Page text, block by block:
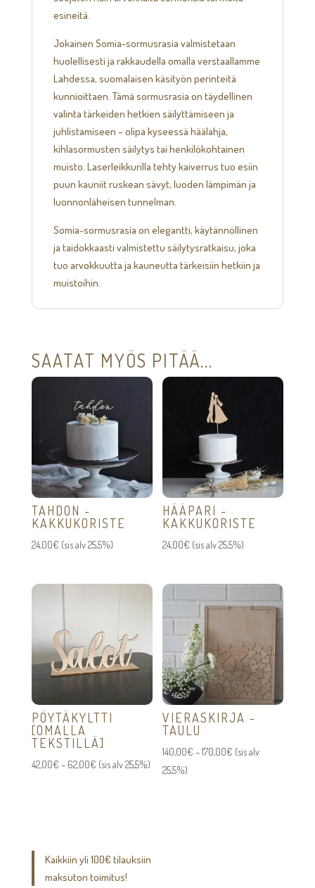
esineitä.
Jokainen Somia-sormusrasia valmistetaan
huolellisesti ja rakkaudella omalla verstaallamme
Lahdessa, suomalaisen käsityön perinteitä
kunnioittaen. Tämä sormusrasia on täydellinen
valinta tärkeiden hetkien säilyttämiseen ja
juhlistamiseen – olipa kyseessä häälahja,
kihlasormusten säilytys tai henkilökohtainen
muisto. Laserleikkurilla tehty kaiverrus tuo esiin
puun kauniit ruskean sävyt, luoden lämpimän ja
luonnonläheisen tunnelman.
Somia-sormusrasia on elegantti, käytännöllinen
ja taidokkaasti valmistettu säilytysratkaisu, joka
tuo arvokkuutta ja kauneutta tärkeisiin hetkiin ja
muistoihin.
SAATAT MYÖS PITÄÄ...
TAHDON -
KAKKUKORISTE
24,00€ (sis alv 25,5%)
HÄÄPARI -
KAKKUKORISTE
24,00€ (sis alv 25,5%)
PÖYTÄKYLTTI
[OMALLA
TEKSTILLÄ]
42,00€ – 62,00€Hintaluokka:
(sis alv 25,5%)
VIERASKIRJA -
TAULU
140,00€ –170,00€ Hintaluokka:
(sis alv
25,5%)
Kaikkiin yli 100€ tilauksiin
maksuton toimitus!